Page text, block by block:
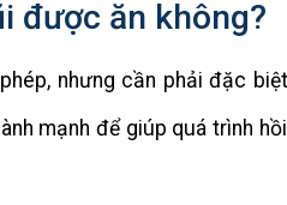
được ăn không?
nhưng cần phải đặc
mạnh để giúp quá trình